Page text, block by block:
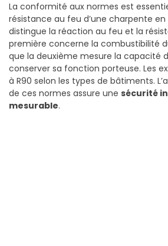
La conformité aux normes est
résistance au feu d’une charpente en
distingue la réaction au feu et la
première concerne la combustibilité
que la deuxième mesure la capacité
conserver sa fonction porteuse. Les
à R90 selon les types de bâtiments.
de ces normes assure une sécurité
mesurable.